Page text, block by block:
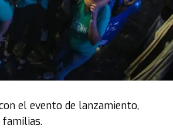
el evento de lanzamiento,
familias.